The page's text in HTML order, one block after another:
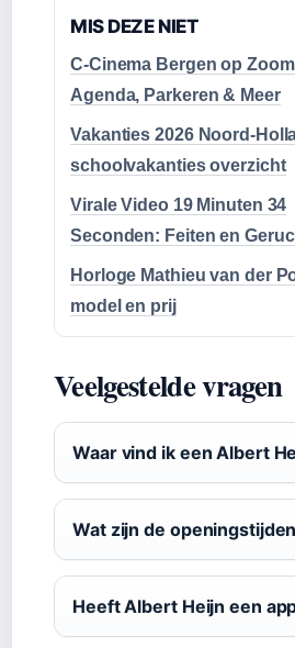
MIS DEZE NIET
C-Cinema Bergen op
Agenda, Parkeren & Meer
Vakanties 2026 Noord-
schoolvakanties overzicht
Virale Video 19 Minuten 34
Seconden: Feiten en
Horloge Mathieu van der
model en prij
Veelgestelde vragen
Waar vind ik een Albert
Wat zijn de
Heeft Albert Heijn een